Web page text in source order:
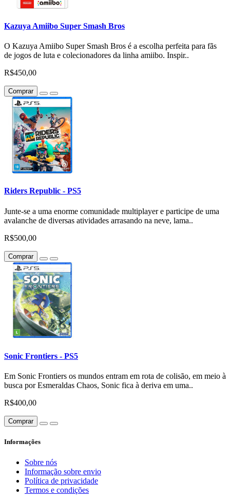
Kazuya Amiibo Super Smash Bros
O Kazuya Amiibo Super Smash Bros é a escolha perfeita para fãs
de jogos de luta e colecionadores da linha amiibo. Inspir..
R$450,00
Comprar
Riders Republic - PS5
Junte-se a uma enorme comunidade multiplayer e participe de uma
avalanche de diversas atividades arrasando na neve, lama..
R$500,00
Comprar
Sonic Frontiers - PS5
Em Sonic Frontiers os mundos entram em rota de colisão, em meio à
busca por Esmeraldas Chaos, Sonic fica à deriva em uma..
R$400,00
Comprar
Informações
Sobre nós
Informação sobre envio
Política de privacidade
Termos e condições